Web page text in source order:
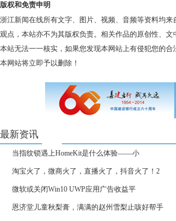
版权和免责申明
浙江新闻在线所有文字、图片、视频、音频等资料均
观点，本站亦不为其版权负责。相关作品的原创性、
本站无法一一核实，如果您发现本网站上有侵犯您的合
本网站将立即予以删除！
最新资讯
当指纹锁遇上HomeKit是什么体验——小
淘宝火了，微商火了，直播火了，抖音火了！2
微软或关闭Win10 UWP应用广告收益平
恩济堂儿童秋梨膏，满满的赵州雪梨止咳好帮手